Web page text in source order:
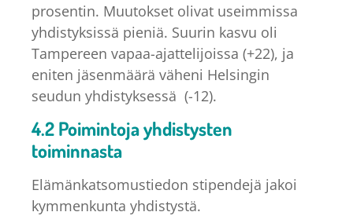
prosentin. Muutokset olivat useimmissa
yhdistyksissä pieniä. Suurin kasvu oli
Tampereen vapaa-ajattelijoissa (+22), ja
eniten jäsenmäärä väheni Helsingin
seudun yhdistyksessä (-12).
4.2 Poimintoja yhdistysten
toiminnasta
Elämänkatsomustiedon stipendejä jakoi
kymmenkunta yhdistystä.